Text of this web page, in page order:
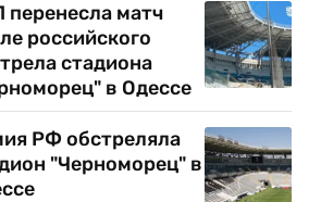
перенесла матч
российского
стадиона
в Одессе
РФ обстреляла
"Черноморец" в